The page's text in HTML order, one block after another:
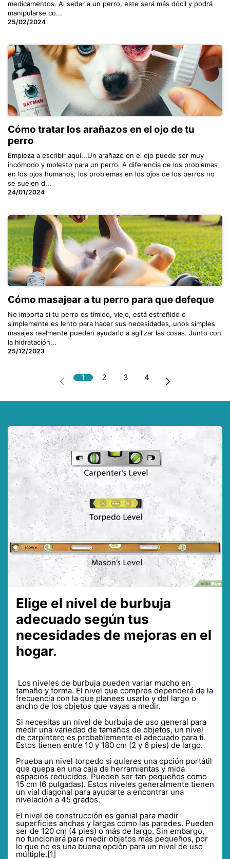
medicamentos. Al sedar a un perro, este será más dócil y podrá
manipularse co...
25/02/2024
Cómo tratar los arañazos en el ojo de tu
perro
Empieza a escribir aquí...Un arañazo en el ojo puede ser muy
incómodo y molesto para un perro. A diferencia de los problemas
en los ojos humanos, los problemas en los ojos de los perros no
se suelen d...
24/01/2024
Cómo masajear a tu perro para que defeque
No importa si tu perro es tímido, viejo, está estreñido o
simplemente es lento para hacer sus necesidades, unos simples
masajes realmente pueden ayudarlo a agilizar las cosas. Junto con
la hidratación...
25/12/2023
1 2 3 4
Elige el nivel de burbuja
adecuado según tus
necesidades de mejoras en el
hogar.
Los niveles de burbuja pueden variar mucho en
tamaño y forma. El nivel que compres dependerá de la
frecuencia con la que planees usarlo y del largo o
ancho de los objetos que vayas a medir.
Si necesitas un nivel de burbuja de uso general para
medir una variedad de tamaños de objetos, un nivel
de carpintero es probablemente el adecuado para ti.
Estos tienen entre 10 y 180 cm (2 y 6 pies) de largo.
Prueba un nivel torpedo si quieres una opción portátil
que quepa en una caja de herramientas y mida
espacios reducidos. Pueden ser tan pequeños como
15 cm (6 pulgadas). Estos niveles generalmente tienen
un vial diagonal para ayudarte a encontrar una
nivelación a 45 grados.
El nivel de construcción es genial para medir
superficies anchas y largas como las paredes. Pueden
ser de 120 cm (4 pies) o más de largo. Sin embargo,
no funcionará para medir objetos más pequeños, por
lo que no es una buena opción para un nivel de uso
múltiple.[1]